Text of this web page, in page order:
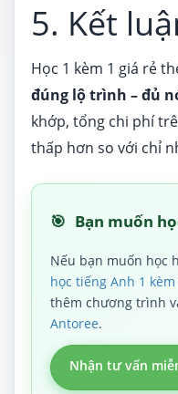
5. Kết
Học 1 kèm 1 giá rẻ
đúng lộ trình – đủ
khớp, tổng chi phí
thấp hơn so với chỉ
🎯 Bạn muốn
Nếu bạn muốn học
học tiếng Anh 1
thêm chương trình
Antoree.
Nhận tư vấn